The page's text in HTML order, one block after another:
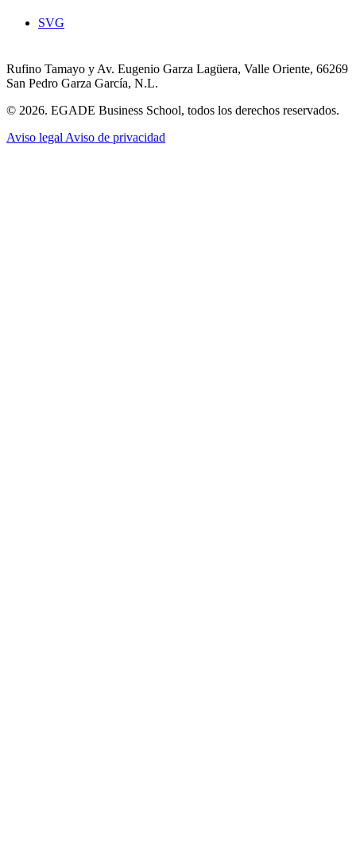
SVG
Rufino Tamayo y Av. Eugenio Garza Lagüera, Valle Oriente, 66269
San Pedro Garza García, N.L.
© 2026. EGADE Business School, todos los derechos reservados.
Aviso legalAviso de privacidad